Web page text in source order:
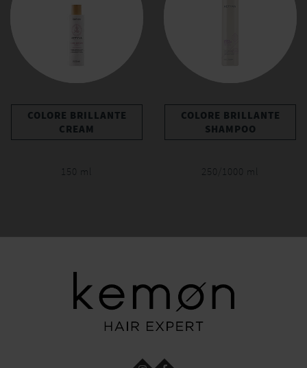
COLORE BRILLANTE
CREAM
150 ml
COLORE BRILLANTE
SHAMPOO
250/1000 ml